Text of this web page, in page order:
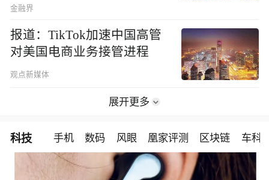
金融界
报道：TikTok加速中国高管
对美国电商业务接管进程
观点新媒体
展开更多
科技 手机 数码 风眼 凰家评测 区块链 车科